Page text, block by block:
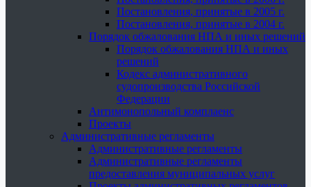
Постановления, принятые в 2005 г.
Постановления, принятые в 2004 г.
Порядок обжалования НПА и иных решений
Порядок обжалования НПА и иных
решений
Кодекс административного
судопроизводства Российской
Федерации
Антимонопольный комплаенс
Проекты
Административные регламенты
Административные регламенты
Административные регламенты
предоставления муниципальных услуг